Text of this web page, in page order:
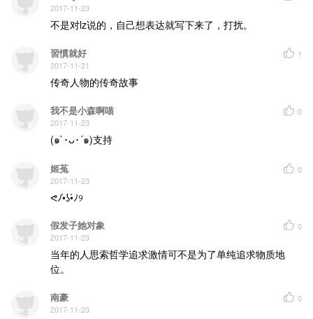
2017-11-23
不是对lz说的，自己想表达就写下来了，打扰。
習慣就好
2017-11-21
1
传奇人物的传奇故事
我不是小森啊喵
2017-11-23
0
(๑`･ᴗ･´๑)支持
姬菟
2017-11-23
0
ᕙﾉ•̀ʖ•́ﾉ୨
假发子她对象
2017-11-23
0
当年的人思索哲学追求激情可不是为了单纯追求物质地
位。
南豪
2017-11-23
0